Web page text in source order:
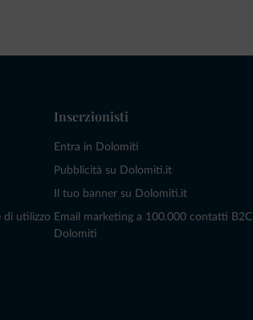
di utilizzo
Inserzionisti
Entra in Dolomiti
Pubblicità su Dolomiti.it
Il tuo banner su Dolomiti.it
Email marketing a 100.000 contatti B2C
Dolomiti